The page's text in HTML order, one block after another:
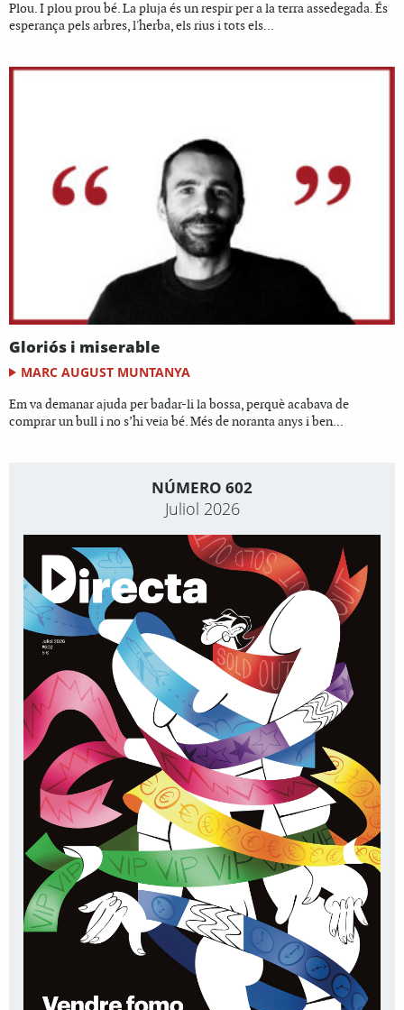
Plou. I plou prou bé. La pluja és un respir per a la terra assedegada. És
esperança pels arbres, l'herba, els rius i tots els...
Gloriós i miserable
MARC AUGUST MUNTANYA
Em va demanar ajuda per badar-li la bossa, perquè acabava de
comprar un bull i no s’hi veia bé. Més de noranta anys i ben...
NÚMERO 602
Juliol 2026